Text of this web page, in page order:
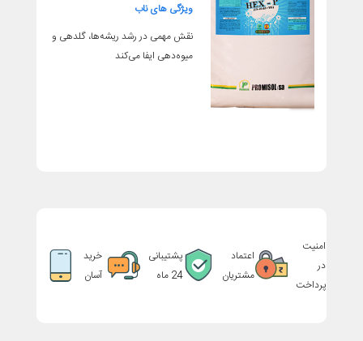
ویژگی های ناب
نقش مهمی در رشد ریشه‌ها، گلدهی و
میوه‌دهی ایفا می‌کند
امنیت
در
پرداخت
اعتماد
مشتریان
پشتیبانی
24 ماه
خرید
آسان